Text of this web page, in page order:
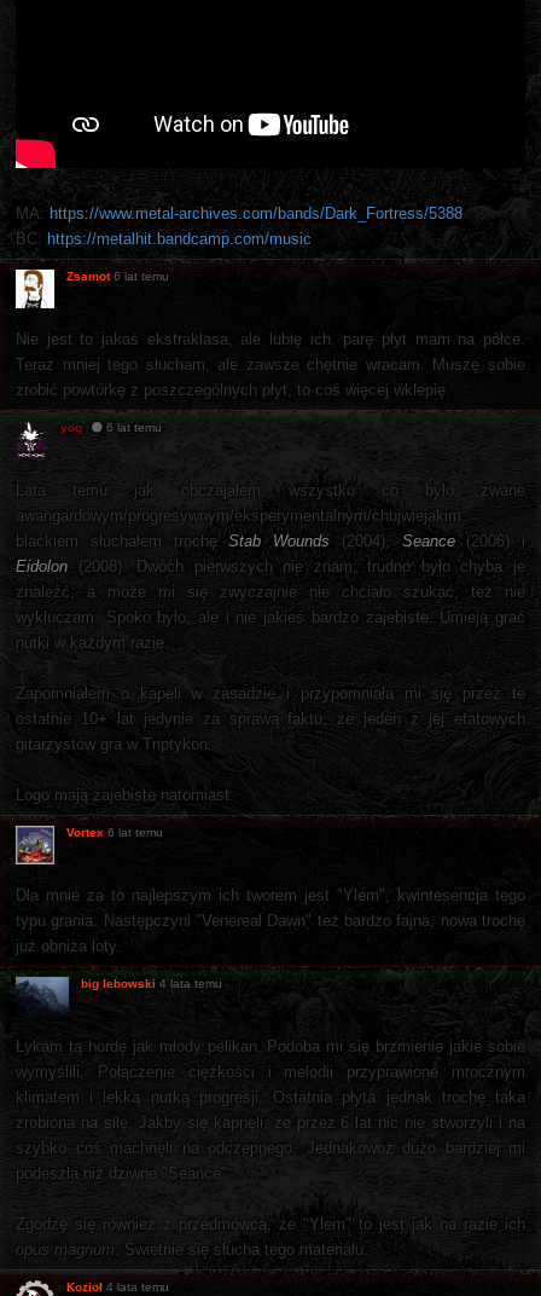
MA: https://www.metal-archives.com/bands/Dark_Fortress/5388
BC: https://metalhit.bandcamp.com/music
Zsamot 6 lat temu
Nie jest to jakaś ekstraklasa, ale lubię ich, parę płyt mam na półce.
Teraz mniej tego słucham, ale zawsze chętnie wracam. Muszę sobie
zrobić powtórkę z poszczególnych płyt, to coś więcej wklepię.
yog 6 lat temu
Lata temu jak obczajałem wszystko co było zwane
awangardowym/progresywnym/eksperymentalnym/chujwiejakim
blackiem słuchałem trochęStab Wounds (2004),Seance(2006) i
Eidolon (2008). Dwóch pierwszych nie znam, trudno było chyba je
znaleźć, a może mi się zwyczajnie nie chciało szukać, też nie
wykluczam. Spoko było, ale i nie jakieś bardzo zajebiste. Umieją grać
nutki w każdym razie.
Zapomniałem o kapeli w zasadzie i przypomniała mi się przez te
ostatnie 10+ lat jedynie za sprawą faktu, że jeden z jej etatowych
gitarzystów gra w Triptykon.
Logo mają zajebiste natomiast.
Vortex 6 lat temu
Dla mnie za to najlepszym ich tworem jest "Ylem", kwintesencja tego
typu grania. Następczyni "Venereal Dawn" też bardzo fajna, nowa trochę
już obniża loty.
big lebowski 4 lata temu
Łykam tą hordę jak młody pelikan. Podoba mi się brzmienie jakie sobie
wymyślili. Połączenie ciężkości i melodii przyprawione mrocznym
klimatem i lekką nutką progresji. Ostatnia płyta jednak trochę taka
zrobiona na siłę. Jakby się kapnęli, że przez 6 lat nic nie stworzyli i na
szybko coś machnęli na odczepnego. Jednakowoż dużo bardziej mi
podeszła niż dziwne "Seance".
Zgodzę się również z przedmówcą, że "Ylem" to jest jak na razie ich
opus magnum. Świetnie się słucha tego materiału.
Kozioł 4 lata temu